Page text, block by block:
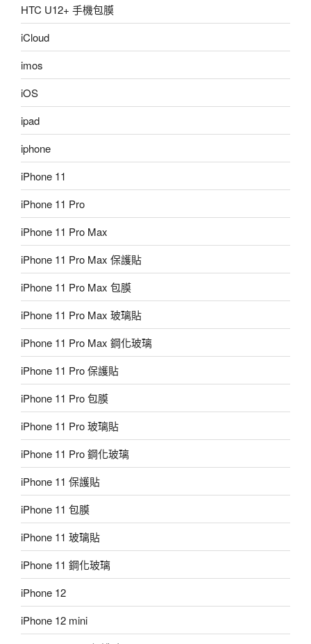
HTC U12+ 手機包膜
iCloud
imos
iOS
ipad
iphone
iPhone 11
iPhone 11 Pro
iPhone 11 Pro Max
iPhone 11 Pro Max 保護貼
iPhone 11 Pro Max 包膜
iPhone 11 Pro Max 玻璃貼
iPhone 11 Pro Max 鋼化玻璃
iPhone 11 Pro 保護貼
iPhone 11 Pro 包膜
iPhone 11 Pro 玻璃貼
iPhone 11 Pro 鋼化玻璃
iPhone 11 保護貼
iPhone 11 包膜
iPhone 11 玻璃貼
iPhone 11 鋼化玻璃
iPhone 12
iPhone 12 mini